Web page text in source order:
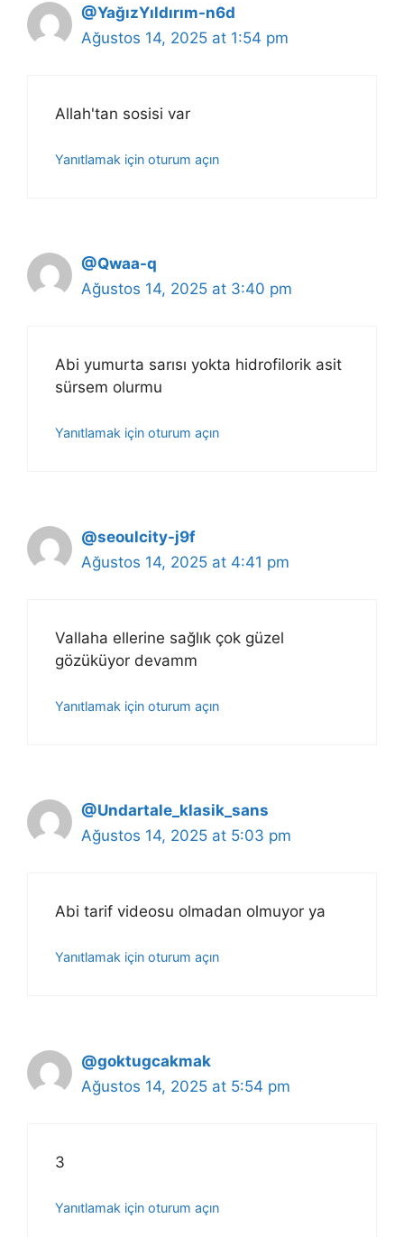
@YağızYıldırım-n6d
Ağustos 14, 2025 at 1:54 pm
Allah'tan sosisi var
Yanıtlamak için oturum açın
@Qwaa-q
Ağustos 14, 2025 at 3:40 pm
Abi yumurta sarısı yokta hidrofilorik asit
sürsem olurmu
Yanıtlamak için oturum açın
@seoulcity-j9f
Ağustos 14, 2025 at 4:41 pm
Vallaha ellerine sağlık çok güzel
gözüküyor devamm
Yanıtlamak için oturum açın
@Undartale_klasik_sans
Ağustos 14, 2025 at 5:03 pm
Abi tarif videosu olmadan olmuyor ya
Yanıtlamak için oturum açın
@goktugcakmak
Ağustos 14, 2025 at 5:54 pm
3
Yanıtlamak için oturum açın